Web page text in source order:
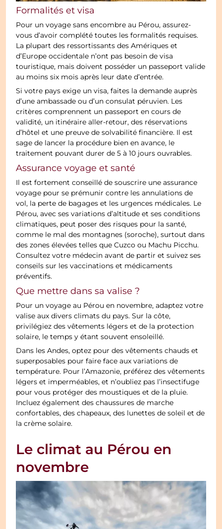
Formalités et visa
Pour un voyage sans encombre au Pérou, assurez-
vous d’avoir complété toutes les formalités requises.
La plupart des ressortissants des Amériques et
d’Europe occidentale n’ont pas besoin de visa
touristique, mais doivent posséder un passeport valide
au moins six mois après leur date d’entrée.
Si votre pays exige un visa, faites la demande auprès
d’une ambassade ou d’un consulat péruvien. Les
critères comprennent un passeport en cours de
validité, un itinéraire aller-retour, des réservations
d’hôtel et une preuve de solvabilité financière. Il est
sage de lancer la procédure bien en avance, le
traitement pouvant durer de 5 à 10 jours ouvrables.
Assurance voyage et santé
Il est fortement conseillé de souscrire une assurance
voyage pour se prémunir contre les annulations de
vol, la perte de bagages et les urgences médicales. Le
Pérou, avec ses variations d’altitude et ses conditions
climatiques, peut poser des risques pour la santé,
comme le mal des montagnes (soroche), surtout dans
des zones élevées telles que Cuzco ou Machu Picchu.
Consultez votre médecin avant de partir et suivez ses
conseils sur les vaccinations et médicaments
préventifs.
Que mettre dans sa valise ?
Pour un voyage au Pérou en novembre, adaptez votre
valise aux divers climats du pays. Sur la côte,
privilégiez des vêtements légers et de la protection
solaire, le temps y étant souvent ensoleillé.
Dans les Andes, optez pour des vêtements chauds et
superposables pour faire face aux variations de
température. Pour l’Amazonie, préférez des vêtements
légers et imperméables, et n’oubliez pas l’insectifuge
pour vous protéger des moustiques et de la pluie.
Incluez également des chaussures de marche
confortables, des chapeaux, des lunettes de soleil et de
la crème solaire.
Le climat au Pérou en
novembre